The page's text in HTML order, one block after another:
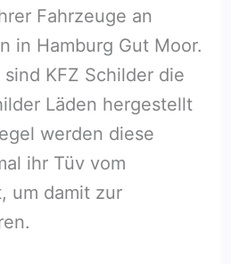
Fahrzeuge an
in Hamburg Gut Moor.
KFZ Schilder die
Läden hergestellt
werden diese
ihr Tüv vom
um damit zur